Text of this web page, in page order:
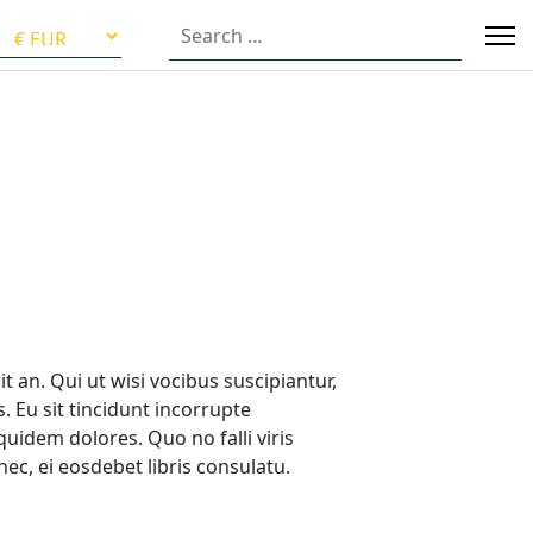
SEARCH
Qui ut wisi vocibus suscipiantur,
Eu sit tincidunt incorrupte
dolores. Quo no falli viris
ei eosdebet libris consulatu.